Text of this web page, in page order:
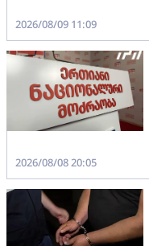
2026/08/09 11:09
2026/08/08 20:05